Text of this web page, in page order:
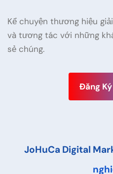
Kể chuyện thương hiệu
và tương tác với những
sẻ chúng.
Đăng
JoHuCa Digital